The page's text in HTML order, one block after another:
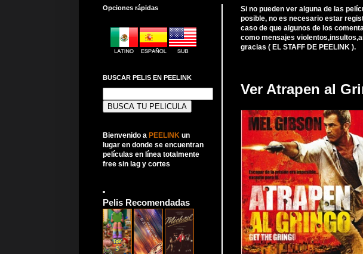
Si no pueden ver alguna de las
posible, no es necesario estar
caso de que algunos de los
como mensajes
gracias ( EL STAFF DE PEELINK ).
Ver Atrapen al
Opciones rápidas
BUSCAR PELIS EN PEELINK
Bienvenido a PEELINK un
lugar en donde se encuentran
películas en línea totalmente
free sin lag y cortes
Pelis Recomendadas